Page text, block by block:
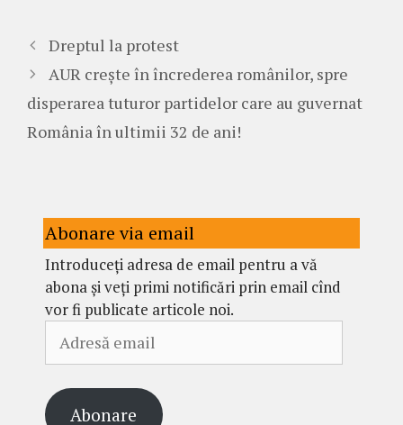
Dreptul la protest
AUR crește în încrederea românilor, spre
disperarea tuturor partidelor care au guvernat
România în ultimii 32 de ani!
Abonare via email
Introduceți adresa de email pentru a vă
abona și veți primi notificări prin email cînd
vor fi publicate articole noi.
email
Abonare